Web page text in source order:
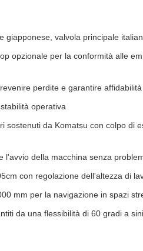
giapponese, valvola principale
opzionale per la conformità alle
perdite e garantire
operativa
sostenuti da Komatsu con colpo di
della macchina senza
con regolazione dell'altezza di
mm per la navigazione in spazi
da una flessibilità di 60 gradi a